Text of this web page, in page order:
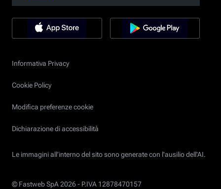
Informativa Privacy
Cookie Policy
Modifica preferenze cookie
Dichiarazione di accessibilità
Le immagini all’interno del sito sono generate con l'ausilio dell'AI.
© Fastweb SpA 2026 - P.IVA 12878470157